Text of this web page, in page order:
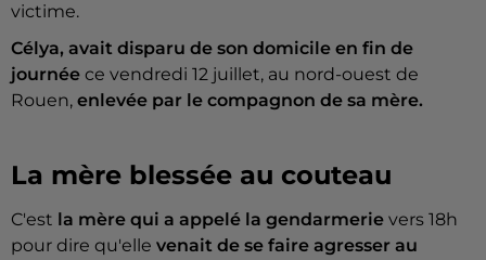
victime.
Célya, avait disparu de son domicile en fin de
journée ce vendredi 12 juillet, au nord-ouest de
Rouen, enlevée par le compagnon de sa mère.
La mère blessée au couteau
C'est la mère qui a appelé la gendarmerie vers 18h
pour dire qu'elle venait de se faire agresser au